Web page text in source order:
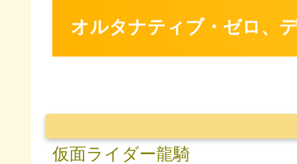
オルタナティブ・ゼロ、
仮面ライダー龍騎